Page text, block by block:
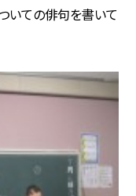
いての俳句を書いて